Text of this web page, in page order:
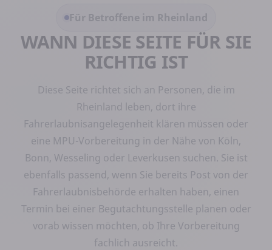
Für Betroffene im Rheinland
WANN DIESE SEITE FÜR SIE
RICHTIG IST
Diese Seite richtet sich an Personen, die im
Rheinland leben, dort ihre
Fahrerlaubnisangelegenheit klären müssen oder
eine MPU-Vorbereitung in der Nähe von Köln,
Bonn, Wesseling oder Leverkusen suchen. Sie ist
ebenfalls passend, wenn Sie bereits Post von der
Fahrerlaubnisbehörde erhalten haben, einen
Termin bei einer Begutachtungsstelle planen oder
vorab wissen möchten, ob Ihre Vorbereitung
fachlich ausreicht.